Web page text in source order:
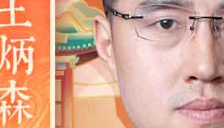
2026 2025 2024
2023
2019 2018
2013 2012 2011
2006 2005
2003
2000 1999 1998
1997
1993 1991
1990